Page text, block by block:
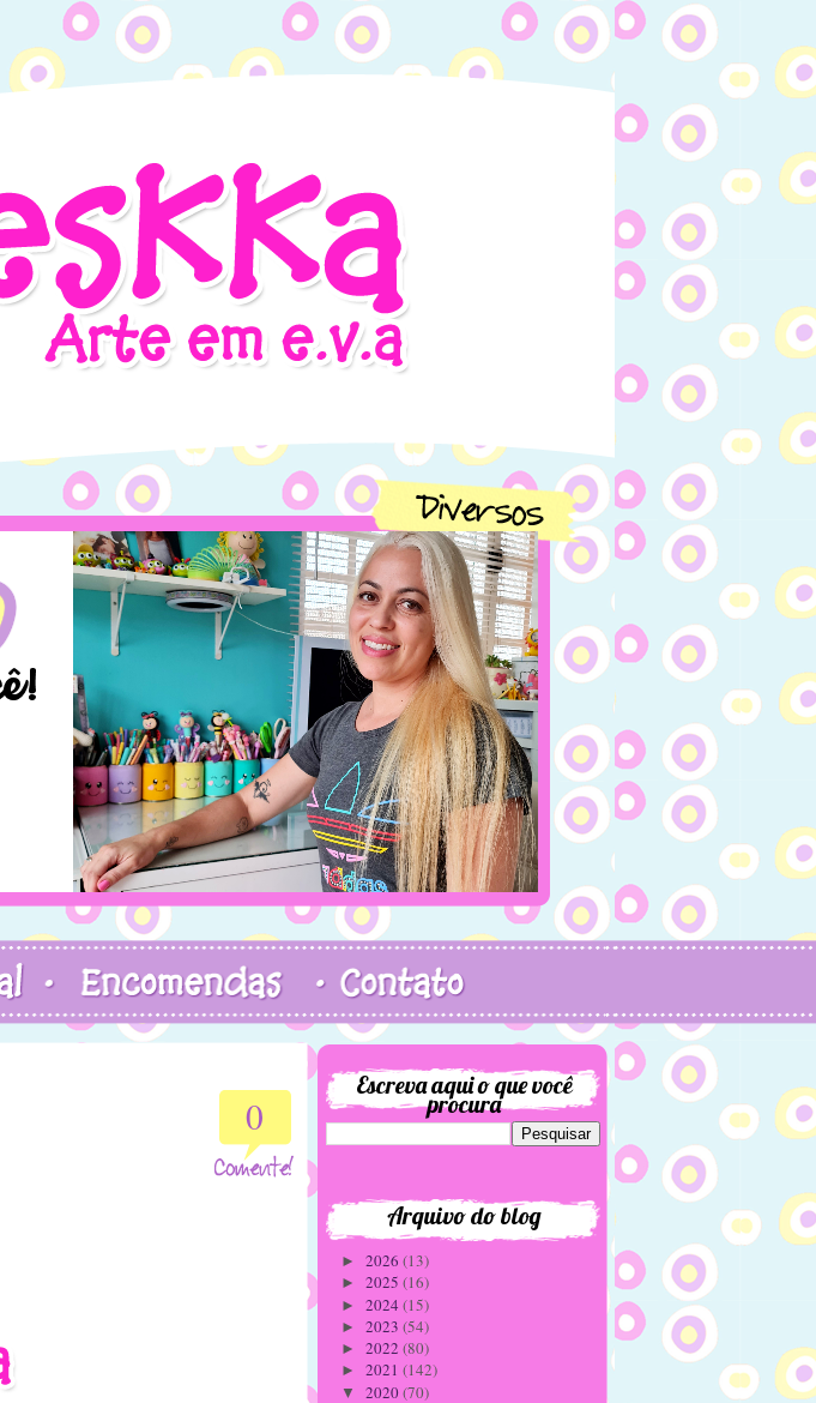
0
Escreva aqui o que você
procura
Arquivo do blog
► 2026 (13)
► 2025 (16)
► 2024 (15)
► 2023 (54)
► 2022 (80)
► 2021 (142)
▼ 2020(70)